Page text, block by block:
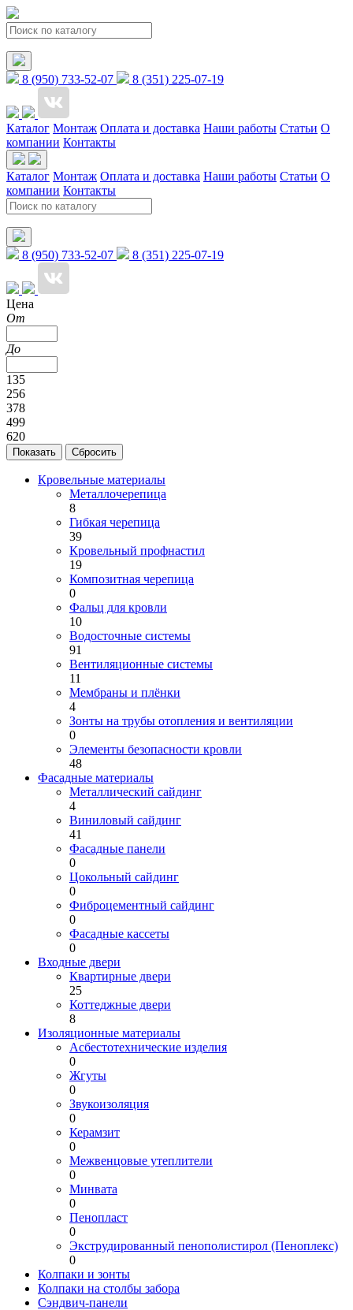
8 (950) 733-52-07 8 (351) 225-07-19
Каталог Монтаж Оплата и доставка Наши работы Статьи О
компании Контакты
Каталог Монтаж Оплата и доставка Наши работы Статьи О
компании Контакты
8 (950) 733-52-07 8 (351) 225-07-19
Цена
От
До
135
256
378
499
620
Кровельные материалы
Металлочерепица
8
Гибкая черепица
39
Кровельный профнастил
19
Композитная черепица
0
Фальц для кровли
10
Водосточные системы
91
Вентиляционные системы
11
Мембраны и плёнки
4
Зонты на трубы отопления и вентиляции
0
Элементы безопасности кровли
48
Фасадные материалы
Металлический сайдинг
4
Виниловый сайдинг
41
Фасадные панели
0
Цокольный сайдинг
0
Фиброцементный сайдинг
0
Фасадные кассеты
0
Входные двери
Квартирные двери
25
Коттеджные двери
8
Изоляционные материалы
Асбестотехнические изделия
0
Жгуты
0
Звукоизоляция
0
Керамзит
0
Межвенцовые утеплители
0
Минвата
0
Пенопласт
0
Экструдированный пенополистирол (Пеноплекс)
0
Колпаки и зонты
Колпаки на столбы забора
Сэндвич-панели